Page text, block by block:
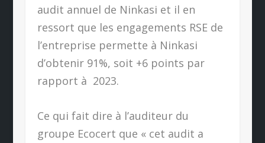
audit annuel de Ninkasi et il en
ressort que les engagements RSE de
l’entreprise permette à Ninkasi
d’obtenir 91%, soit +6 points par
rapport à 2023.
Ce qui fait dire à l’auditeur du
groupe Ecocert que « cet audit a